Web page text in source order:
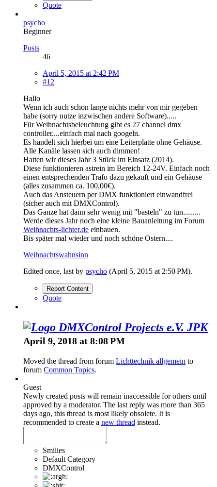
Quote
psycho
Beginner
Posts
46
April 5, 2015 at 2:42 PM
#12
Hallo
Wenn ich auch schon lange nichts mehr von mir gegeben
habe (sorry nutze inzwischen andere Software).....
Für Weihnachtsbeleuchtung gibt es 27 channel dmx
controller....einfach mal nach googeln.
Es handelt sich hierbei um eine Leiterplatte ohne Gehäuse.
Alle Kanäle lassen sich auch dimmen!
Hatten wir dieses Jahr 3 Stück im Einsatz (2014).
Diese funktionieren astrein im Bereich 12-24V. Einfach noch
einen entsprechenden Trafo dazu gekauft und ein Gehäuse
(alles zusammen ca. 100,00€).
Auch das Ansteuern per DMX funktioniert einwandfrei
(sicher auch mit DMXControl).
Das Ganze hat dann sehr wenig mit "basteln" zu tun.........
Werde dieses Jahr noch eine kleine Bauanleitung im Forum
Weihnachts-lichter.de einbauen.
Bis später mal wieder und noch schöne Ostern....
Weihnachtswahnsinn
Edited once, last by psycho (April 5, 2015 at 2:50 PM).
Report Content
Quote
JPK
April 9, 2018 at 8:08 PM
Moved the thread from forum Lichttechnik allgemein to
forum Common Topics.
Guest
Newly created posts will remain inaccessible for others until
approved by a moderator. The last reply was more than 365
days ago, this thread is most likely obsolete. It is
recommended to create a new thread instead.
Smilies
Default Category
DMXControl